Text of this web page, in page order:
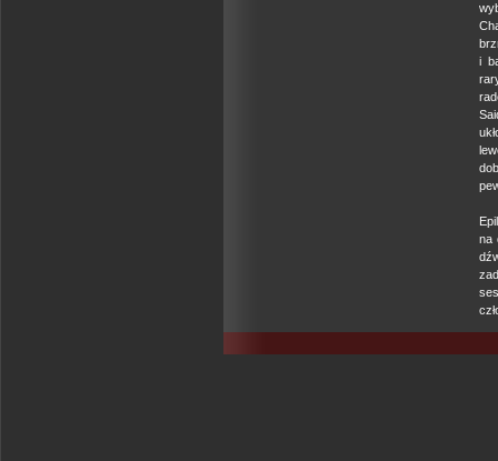
i
na